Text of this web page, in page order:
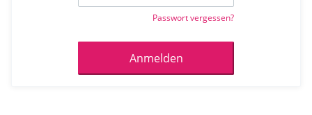
Passwort vergessen?
Anmelden